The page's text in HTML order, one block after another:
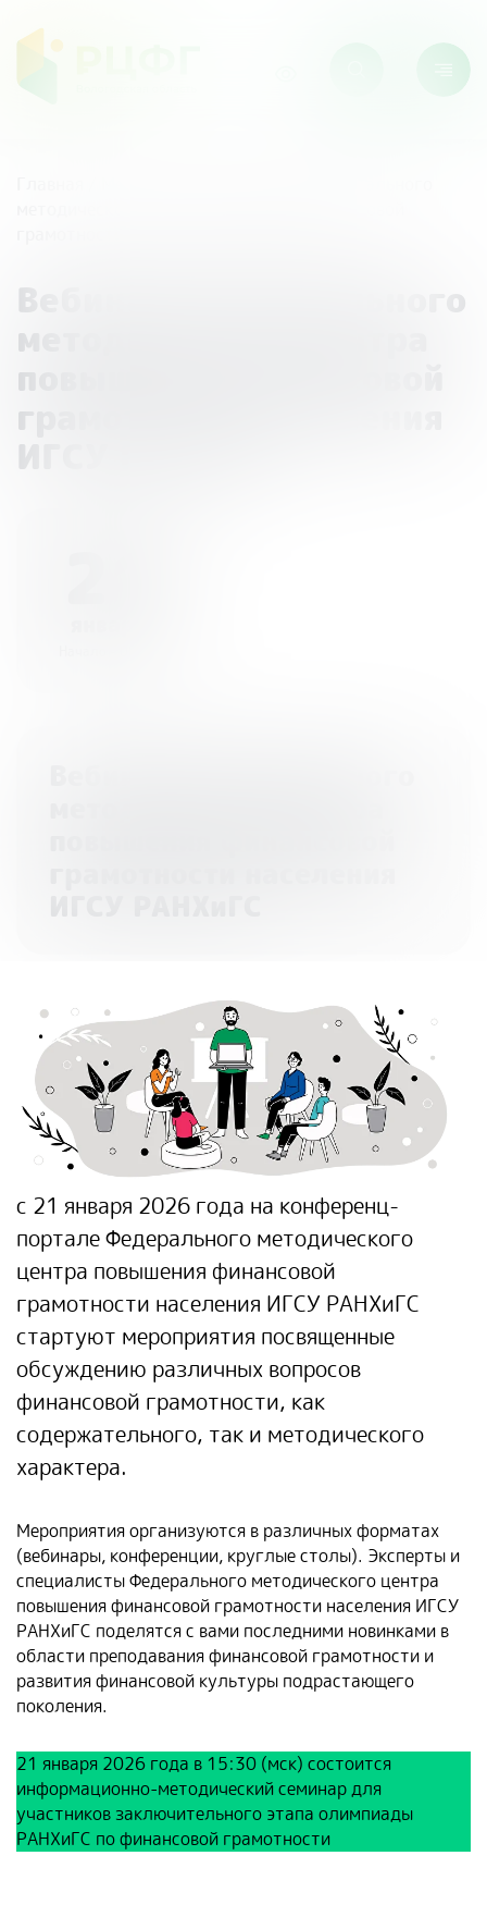
Вебинары Федерального
методического центра
повышения финансовой
грамотности населения
ИГСУ РАНХиГС
с 21 января 2026 года на конференц-
портале Федерального методического
центра повышения финансовой
грамотности населения ИГСУ РАНХиГС
стартуют мероприятия посвященные
обсуждению различных вопросов
финансовой грамотности, как
содержательного, так и методического
характера.
Мероприятия организуются в различных форматах
(вебинары, конференции, круглые столы). Эксперты и
специалисты Федерального методического центра
повышения финансовой грамотности населения ИГСУ
РАНХиГС поделятся с вами последними новинками в
области преподавания финансовой грамотности и
развития финансовой культуры подрастающего
поколения.
21 января 2026 года в 15:30 (мск) состоится
информационно-методический семинар для
участников заключительного этапа олимпиады
РАНХиГС по финансовой грамотности